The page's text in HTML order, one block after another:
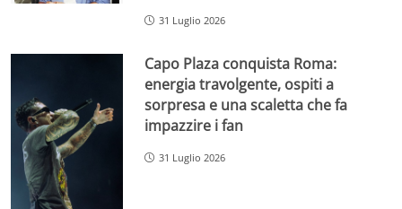
31 Luglio 2026
Capo Plaza conquista Roma:
energia travolgente, ospiti a
sorpresa e una scaletta che fa
impazzire i fan
31 Luglio 2026